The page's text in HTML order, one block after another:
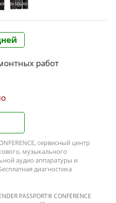
работ
сервисный центр
музыкального
аудио аппаратуры и
диагностика
PASSPORT® CONFERENCE